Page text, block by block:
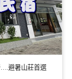
….避暑山莊首選